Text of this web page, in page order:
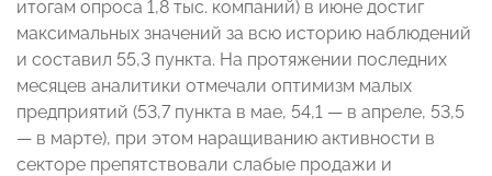
итогам опроса 1,8 тыс. компаний) в июне достиг
максимальных значений за всю историю наблюдений
и составил 55,3 пункта. На протяжении последних
месяцев аналитики отмечали оптимизм малых
предприятий (53,7 пункта в мае, 54,1 — в апреле, 53,5
— в марте), при этом наращиванию активности в
секторе препятствовали слабые продажи и